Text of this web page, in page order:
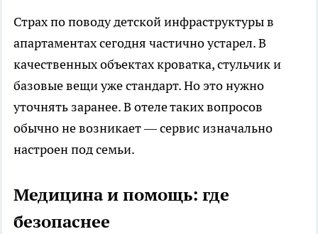
Страх по поводу детской инфраструктуры в
апартаментах сегодня частично устарел. В
качественных объектах кроватка, стульчик и
базовые вещи уже стандарт. Но это нужно
уточнять заранее. В отеле таких вопросов
обычно не возникает — сервис изначально
настроен под семьи.
Медицина и помощь: где
безопаснее